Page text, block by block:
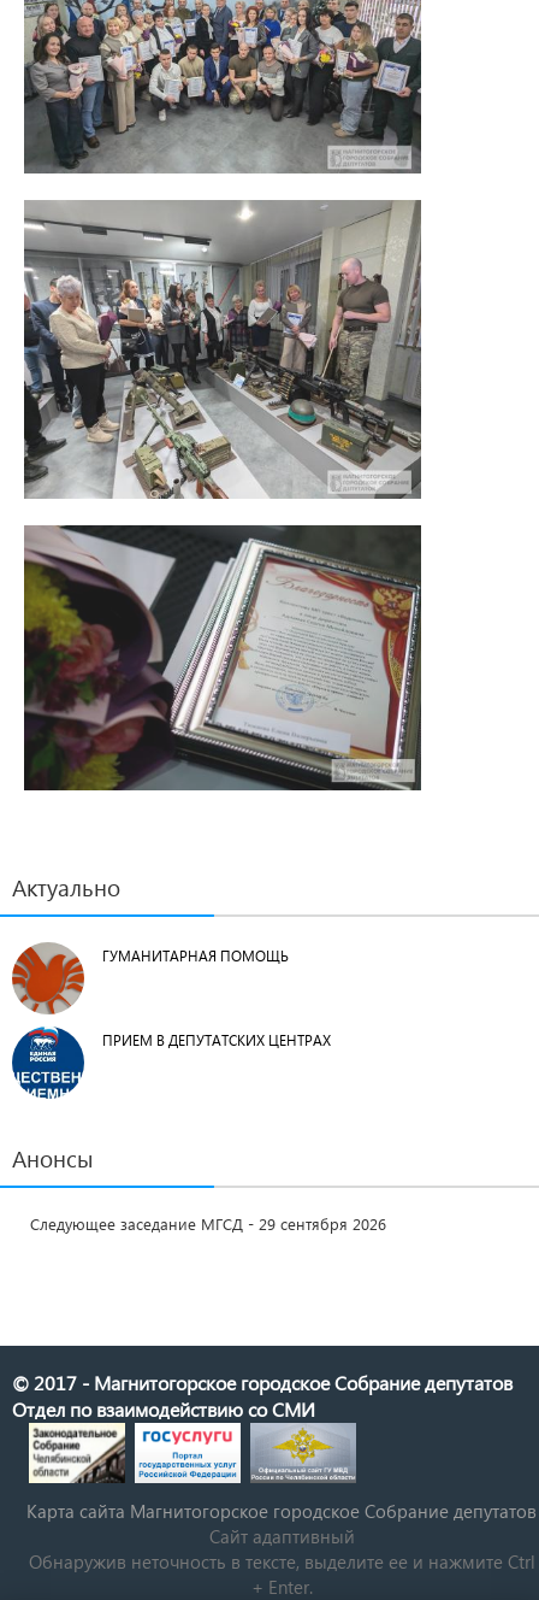
Актуально
ГУМАНИТАРНАЯ ПОМОЩЬ
ПРИЕМ В ДЕПУТАТСКИХ ЦЕНТРАХ
Анонсы
Следующее заседание МГСД - 29 сентября 2026
© 2017 - Магнитогорское городское Собрание депутатов
Отдел по взаимодействию со СМИ
Карта сайта Магнитогорское городское Cобрание депутатов
Сайт адаптивный
Обнаружив неточность в тексте, выделите ее и нажмите Ctrl
+ Enter.